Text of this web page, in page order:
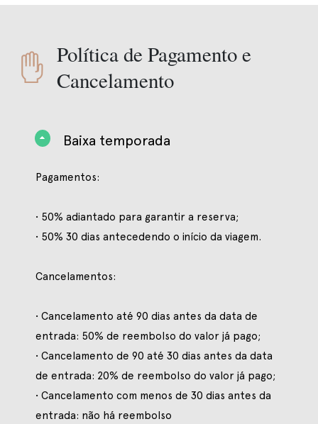
Política de Pagamento e
Cancelamento
Baixa temporada
Pagamentos:
• 50% adiantado para garantir a reserva;
• 50% 30 dias antecedendo o início da viagem.
Cancelamentos:
• Cancelamento até 90 dias antes da data de
entrada: 50% de reembolso do valor já pago;
• Cancelamento de 90 até 30 dias antes da data
de entrada: 20% de reembolso do valor já pago;
• Cancelamento com menos de 30 dias antes da
entrada: não há reembolso